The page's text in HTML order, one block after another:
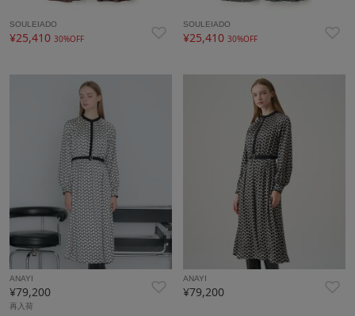
SOULEIADO
¥25,410 30%OFF
SOULEIADO
¥25,410 30%OFF
ANAYI
¥79,200
再入荷
ANAYI
¥79,200